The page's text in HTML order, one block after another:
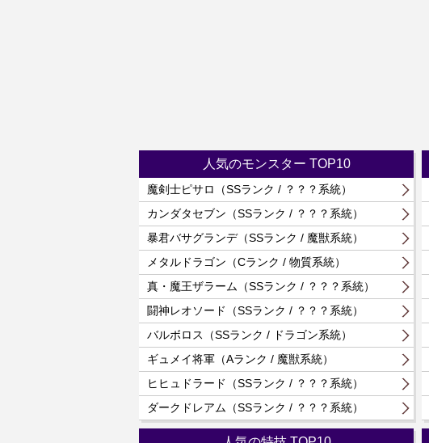
人気のモンスター TOP10
魔剣士ピサロ（SSランク / ？？？系統）
カンダタセブン（SSランク / ？？？系統）
暴君バサグランデ（SSランク / 魔獣系統）
メタルドラゴン（Cランク / 物質系統）
真・魔王ザラーム（SSランク / ？？？系統）
闘神レオソード（SSランク / ？？？系統）
バルボロス（SSランク / ドラゴン系統）
ギュメイ将軍（Aランク / 魔獣系統）
ヒヒュドラード（SSランク / ？？？系統）
ダークドレアム（SSランク / ？？？系統）